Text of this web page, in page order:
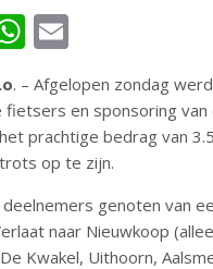
W
h
at
s
A
p
p
ai
l
. – Afgelopen zondag
fietsers en sponsoring
prachtige bedrag van
op te zijn.
deelnemers genoten van
naar Nieuwkoop
Kwakel, Uithoorn,